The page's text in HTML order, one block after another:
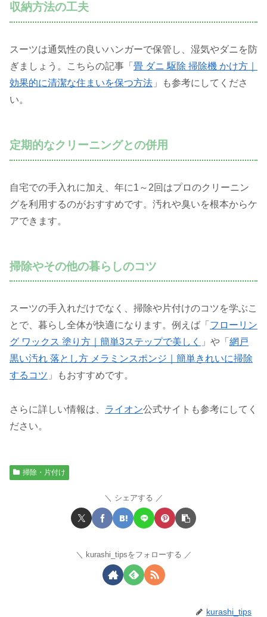
収納方法の工夫
スーツは通気性の良いハンガーで保管し、湿気やダニを防
ぎましょう。こちらの記事「 畳 ダニ 駆除 掃除機 かけ方｜
効果的に清潔な住まいを保つ方法 」も参考にしてくださ
い。
定期的なクリーニングとの併用
自宅での手入れに加え、年に1～2回はプロのクリーニン
グを利用するのがおすすめです。汚れや臭いを根本からケ
アできます。
掃除やその他の暮らしのコツ
スーツの手入れだけでなく、掃除や片付けのコツを学ぶこ
とで、暮らし全体が快適になります。例えば「 フローリン
グ ワックス 塗り方｜簡単3ステップで美しく
」や「 網戸
黒い汚れ 落とし方 メラミンスポンジ｜簡単きれいに掃除
するコツ 」もおすすめです。
さらに詳しい情報は、 ライオン公式サイトも参考にしてく
ださい。
掃除・片付け
シェアする
kurashi_tipsをフォローする
kurashi_tips